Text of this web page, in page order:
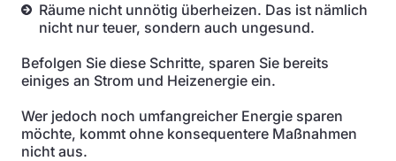
Räume nicht unnötig überheizen. Das ist nämlich
nicht nur teuer, sondern auch ungesund.
Befolgen Sie diese Schritte, sparen Sie bereits
einiges an Strom und Heizenergie ein.
Wer jedoch noch umfangreicher Energie sparen
möchte, kommt ohne konsequentere Maßnahmen
nicht aus.